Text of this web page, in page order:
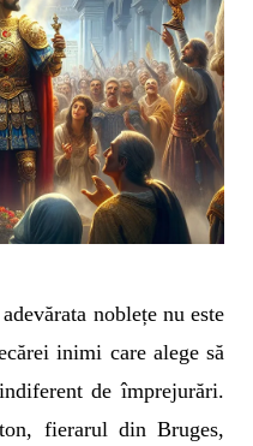
noblețe nu este
inimi care alege să
de împrejurări.
fierarul din Bruges,